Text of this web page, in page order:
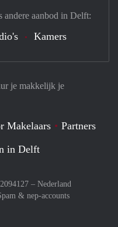
je makkelijk je
Makelaars
Partners
in Delft
– Nederland
& nep-accounts
andere aanbod in Delft:
Kamers